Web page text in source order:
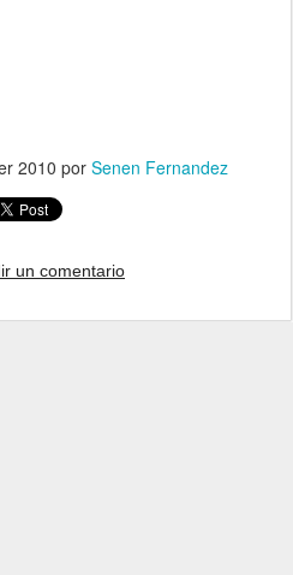
2010 por Senen Fernandez
un comentario